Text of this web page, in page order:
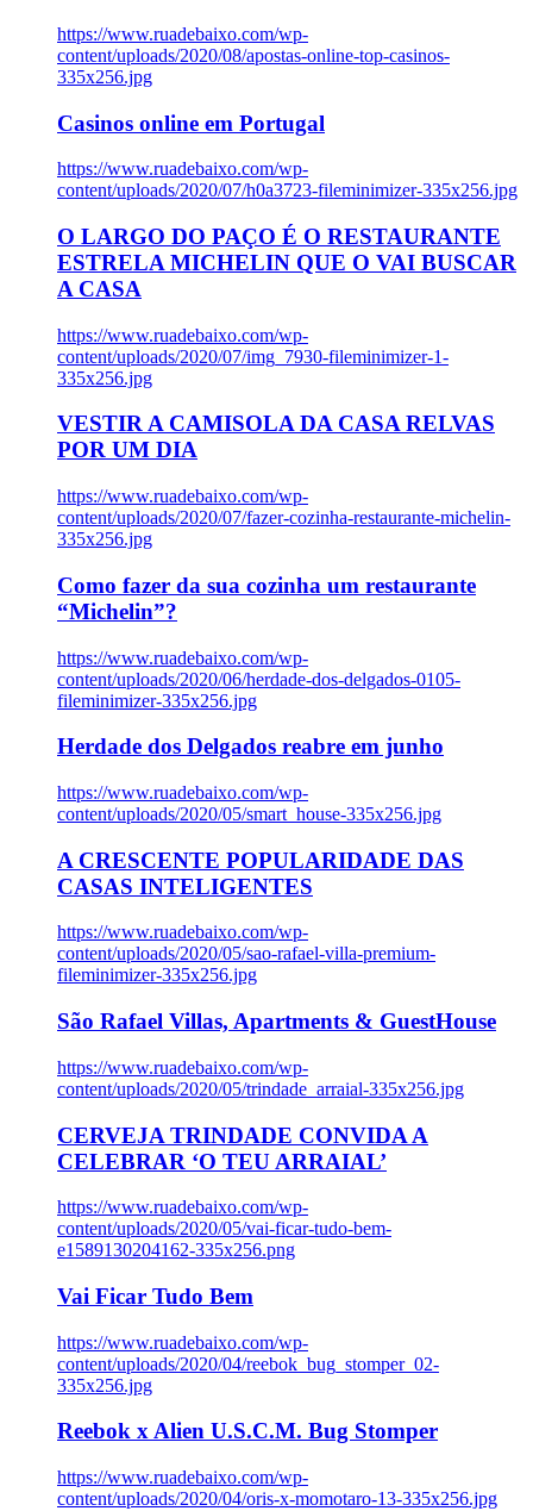
https://www.ruadebaixo.com/wp-
content/uploads/2020/08/apostas-online-top-casinos-
335x256.jpg
Casinos online em Portugal
https://www.ruadebaixo.com/wp-
content/uploads/2020/07/h0a3723-fileminimizer-335x256.jpg
O LARGO DO PAÇO É O RESTAURANTE
ESTRELA MICHELIN QUE O VAI BUSCAR
A CASA
https://www.ruadebaixo.com/wp-
content/uploads/2020/07/img_7930-fileminimizer-1-
335x256.jpg
VESTIR A CAMISOLA DA CASA RELVAS
POR UM DIA
https://www.ruadebaixo.com/wp-
content/uploads/2020/07/fazer-cozinha-restaurante-michelin-
335x256.jpg
Como fazer da sua cozinha um restaurante
“Michelin”?
https://www.ruadebaixo.com/wp-
content/uploads/2020/06/herdade-dos-delgados-0105-
fileminimizer-335x256.jpg
Herdade dos Delgados reabre em junho
https://www.ruadebaixo.com/wp-
content/uploads/2020/05/smart_house-335x256.jpg
A CRESCENTE POPULARIDADE DAS
CASAS INTELIGENTES
https://www.ruadebaixo.com/wp-
content/uploads/2020/05/sao-rafael-villa-premium-
fileminimizer-335x256.jpg
São Rafael Villas, Apartments & GuestHouse
https://www.ruadebaixo.com/wp-
content/uploads/2020/05/trindade_arraial-335x256.jpg
CERVEJA TRINDADE CONVIDA A
CELEBRAR ‘O TEU ARRAIAL’
https://www.ruadebaixo.com/wp-
content/uploads/2020/05/vai-ficar-tudo-bem-
e1589130204162-335x256.png
Vai Ficar Tudo Bem
https://www.ruadebaixo.com/wp-
content/uploads/2020/04/reebok_bug_stomper_02-
335x256.jpg
Reebok x Alien U.S.C.M. Bug Stomper
https://www.ruadebaixo.com/wp-
content/uploads/2020/04/oris-x-momotaro-13-335x256.jpg